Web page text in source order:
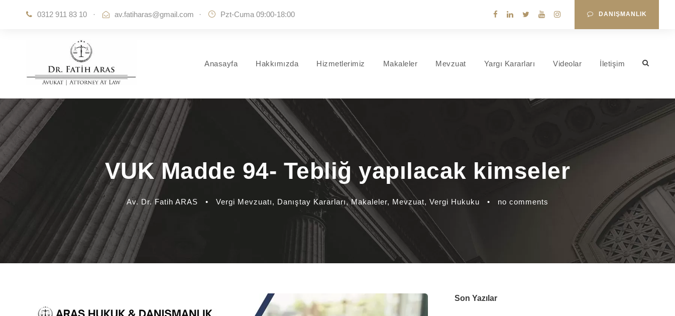
0312 911 83 10 · av.fatiharas@gmail.com · Pzt-Cuma 09:00-18:00 DANIŞMANLIK
Anasayfa Hakkımızda Hizmetlerimiz Makaleler Mevzuat Yargı Kararları Videolar İletişim
VUK Madde 94- Tebliğ yapılacak kimseler
Av. Dr. Fatih ARAS • Vergi Mevzuatı, Danıştay Kararları, Makaleler, Mevzuat, Vergi Hukuku • no comments
Son Yazılar